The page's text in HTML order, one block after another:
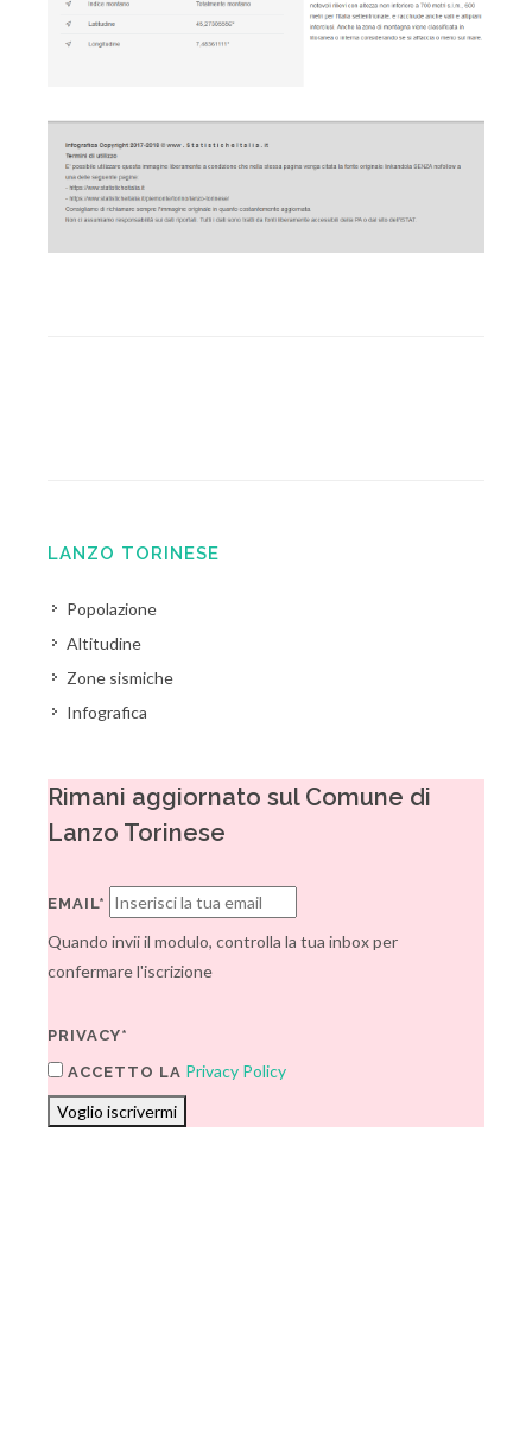
LANZO TORINESE
Popolazione
Altitudine
Zone sismiche
Infografica
Rimani aggiornato sul Comune di
Lanzo Torinese
EMAIL*
Quando invii il modulo, controlla la tua inbox per
confermare l'iscrizione
PRIVACY*
ACCETTO LA Privacy Policy
Voglio iscrivermi